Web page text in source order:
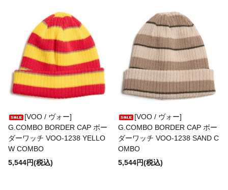
[VOO / ヴォー]
G.COMBO BORDER CAP ボー
ダーワッチ VOO-1238 YELLO
W COMBO
5,544円(税込)
[VOO / ヴォー]
G.COMBO BORDER CAP ボー
ダーワッチ VOO-1238 SAND C
OMBO
5,544円(税込)
GS/TP
HARDIN KNITWEAR
HEADLIGHT